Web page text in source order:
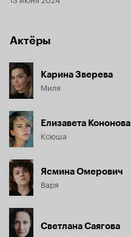
Актёры
Карина Зверева
Миля
Елизавета Кононова
Ксюша
Ясмина Омерович
Варя
Светлана Саягова